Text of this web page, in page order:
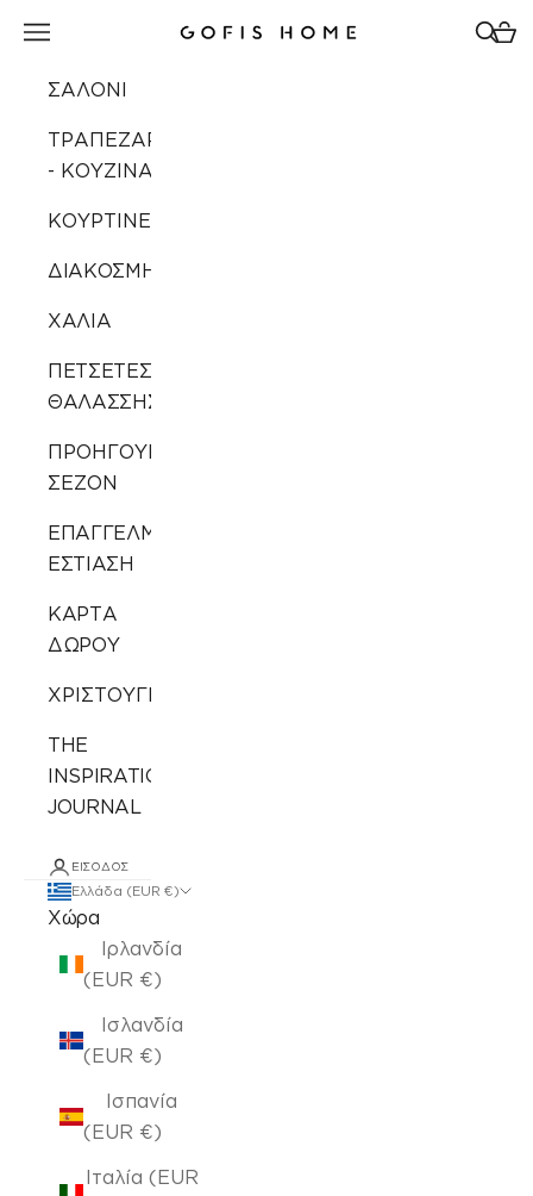
Gofis Home
Άνοιγμα μενού πλοήγησης
ΣΑΛΟΝΙ
ΤΡΑΠΕΖΑΡΙΑ
- ΚΟΥΖΙΝΑ
ΚΟΥΡΤΙΝΕΣ
ΔΙΑΚΟΣΜΗΣΗ
ΧΑΛΙΑ
ΠΕΤΣΕΤΕΣ
ΘΑΛΑΣΣΗΣ
ΠΡΟΗΓΟΥΜΕΝΩΝ
ΣΕΖΟΝ
ΕΠΑΓΓΕΛΜΑΤΙΚΗ
ΕΣΤΙΑΣΗ
ΚΑΡΤΑ
ΔΩΡΟΥ
ΧΡΙΣΤΟΥΓΕΝΝΙΑΤΙΚΑ
THE
INSPIRATION
JOURNAL
ΕΊΣΟΔΟΣ
Ελλάδα (EUR €)
Χώρα
Ιρλανδία
(EUR €)
Ισλανδία
(EUR €)
Ισπανία
(EUR €)
Ιταλία (EUR